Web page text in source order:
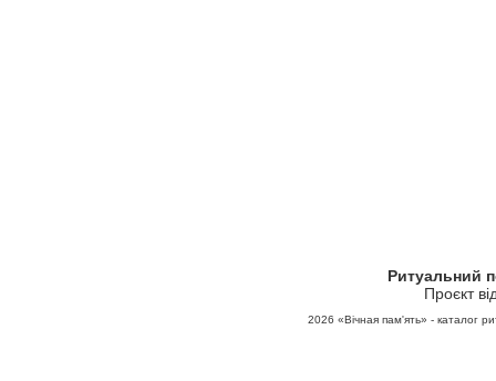
Ритуальний
Проєкт
2026 «Вічная пам'ять» - каталог